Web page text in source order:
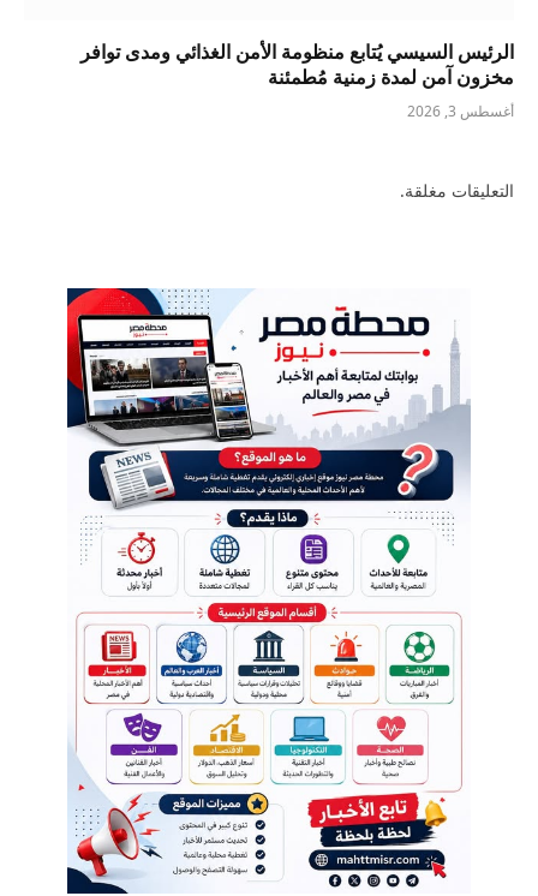
الرئيس السيسي يُتابع منظومة الأمن الغذائي ومدى توافر
مخزون آمن لمدة زمنية مُطمئنة
أغسطس 3, 2026
التعليقات مغلقة.